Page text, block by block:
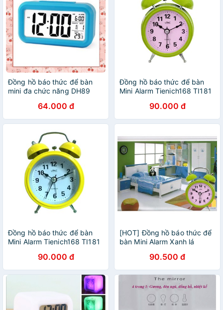
Đồng hồ báo thức để bàn
mini đa chức năng DH89
64.000 đ
Đồng hồ báo thức để bàn
Mini Alarm Tienich168 TI181
90.000 đ
Đồng hồ báo thức để bàn
Mini Alarm Tienich168 TI181
90.000 đ
[HOT] Đồng hồ báo thức để
bàn Mini Alarm Xanh lá
90.500 đ